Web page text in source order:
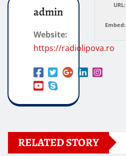
URL:
Embed:
admin
Website:
https://radiolipova.ro
RELATED STORY